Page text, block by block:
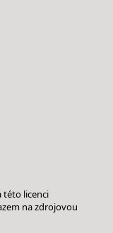
této licenci
na zdrojovou